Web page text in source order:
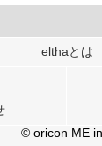
使用して、ユーザ
タ解析の各パート
とユーザーが各パ
サービスを使用し
elthaとは
© oricon ME